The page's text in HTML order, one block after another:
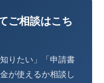
ご相談はこち
りたい」「申請書
が使えるか相談し